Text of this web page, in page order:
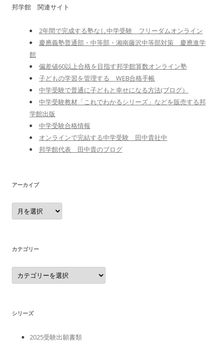
邦学館 関連サイト
2年間で完成する塾なし中学受験 フリーダムオンライン
慶應義塾普通部・中等部・湘南藤沢中等部対策 慶應進学
館
偏差値60以上合格を目指す邦学館算数オンライン塾
子どもの学習を管理する WEB合格手帳
中学受験で普通に子どもと幸せになる方法(ブログ）
中学受験教材「これでわかるシリーズ」などを販売する邦
学館出版
中学受験合格情報
オンラインで完結する中学受験 田中貴社中
邦学館代表 田中貴のブログ
アーカイブ
ア
ー
カ
カテゴリー
カ
テ
ゴ
シリーズ
2025受験出願書類